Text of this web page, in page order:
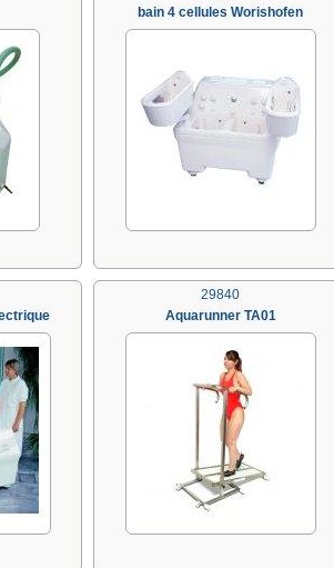
bain 4 cellules Worishofen
29840
Aquarunner TA01